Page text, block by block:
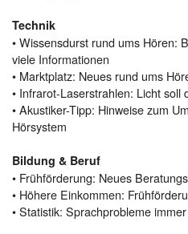
Technik
• Wissensdurst rund ums Hören:
viele Informationen
• Marktplatz: Neues rund ums
• Infrarot-Laserstrahlen: Licht soll
• Akustiker-Tipp: Hinweise zum
Hörsystem
Bildung & Beruf
• Frühförderung: Neues
• Höhere Einkommen:
• Statistik: Sprachprobleme